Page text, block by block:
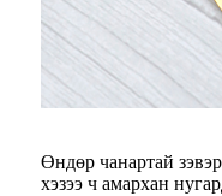
Өндөр чанартай
хэзээ ч амархан